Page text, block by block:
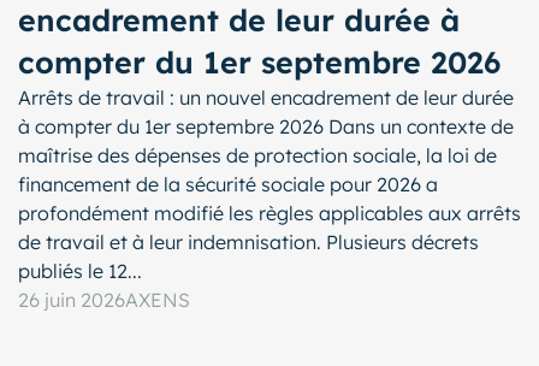
encadrement de leur durée à
compter du 1er septembre 2026
Arrêts de travail : un nouvel encadrement de leur durée
à compter du 1er septembre 2026 Dans un contexte de
maîtrise des dépenses de protection sociale, la loi de
financement de la sécurité sociale pour 2026 a
profondément modifié les règles applicables aux arrêts
de travail et à leur indemnisation. Plusieurs décrets
publiés le 12...
26 juin 2026AXENS